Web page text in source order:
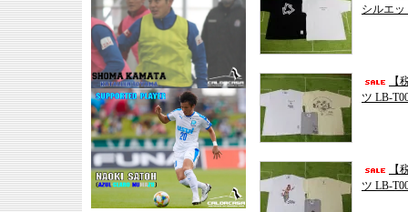
シルエ
【
ツ LB-
【
ツ LB-